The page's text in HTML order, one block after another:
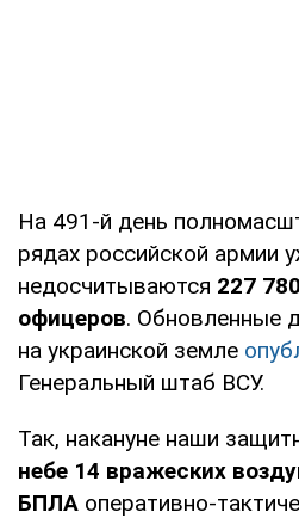
На 491-й день
рядах российской армии
недосчитываются 227 780
офицеров. Обновленные
на украинской земле
Генеральный штаб ВСУ.
Так, накануне наши
небе 14 вражеских
БПЛА оперативно-